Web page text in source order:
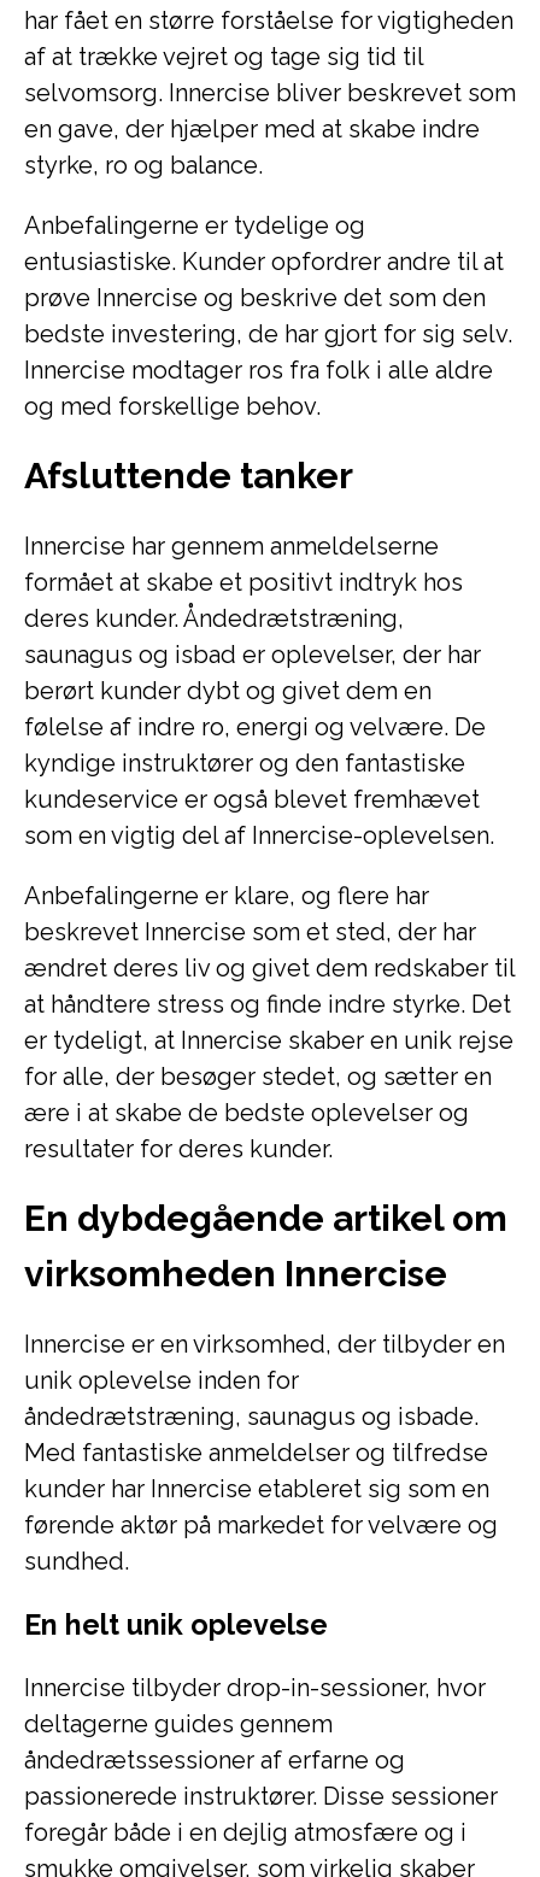
har fået en større forståelse for vigtigheden
af at trække vejret og tage sig tid til
selvomsorg. Innercise bliver beskrevet som
en gave, der hjælper med at skabe indre
styrke, ro og balance.
Anbefalingerne er tydelige og
entusiastiske. Kunder opfordrer andre til at
prøve Innercise og beskrive det som den
bedste investering, de har gjort for sig selv.
Innercise modtager ros fra folk i alle aldre
og med forskellige behov.
Afsluttende tanker
Innercise har gennem anmeldelserne
formået at skabe et positivt indtryk hos
deres kunder. Åndedrætstræning,
saunagus og isbad er oplevelser, der har
berørt kunder dybt og givet dem en
følelse af indre ro, energi og velvære. De
kyndige instruktører og den fantastiske
kundeservice er også blevet fremhævet
som en vigtig del af Innercise-oplevelsen.
Anbefalingerne er klare, og flere har
beskrevet Innercise som et sted, der har
ændret deres liv og givet dem redskaber til
at håndtere stress og finde indre styrke. Det
er tydeligt, at Innercise skaber en unik rejse
for alle, der besøger stedet, og sætter en
ære i at skabe de bedste oplevelser og
resultater for deres kunder.
En dybdegående artikel om
virksomheden Innercise
Innercise er en virksomhed, der tilbyder en
unik oplevelse inden for
åndedrætstræning, saunagus og isbade.
Med fantastiske anmeldelser og tilfredse
kunder har Innercise etableret sig som en
førende aktør på markedet for velvære og
sundhed.
En helt unik oplevelse
Innercise tilbyder drop-in-sessioner, hvor
deltagerne guides gennem
åndedrætssessioner af erfarne og
passionerede instruktører. Disse sessioner
foregår både i en dejlig atmosfære og i
smukke omgivelser, som virkelig skaber